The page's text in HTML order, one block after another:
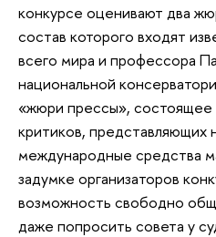
конкурсе оценивают два
состав которого входят
всего мира и профессора
национальной
«жюри прессы», состоящее
критиков, представляющих
международные средства
задумке организаторов
возможность свободно
даже попросить совета у